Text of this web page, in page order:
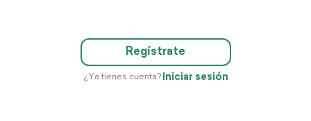
Regístrate
¿Ya tienes cuenta? Iniciar sesión